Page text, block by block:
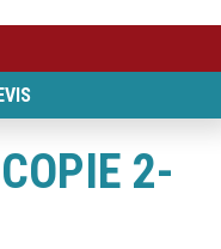
2-